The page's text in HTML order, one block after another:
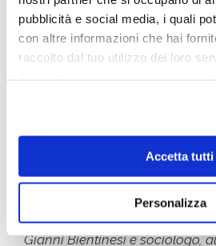
pubblicità e social media, i quali
con altre informazioni che hai
raccolto dal tuo utilizzo dei loro
Accetta tutti
Personalizza
Non sarà più un edificio a
il progetto stesso,la sua
la qualità delle persone con
vuoto da pareti che non ci sono
giocherà la prossima grande
Gianni Bientinesi è sociologo,